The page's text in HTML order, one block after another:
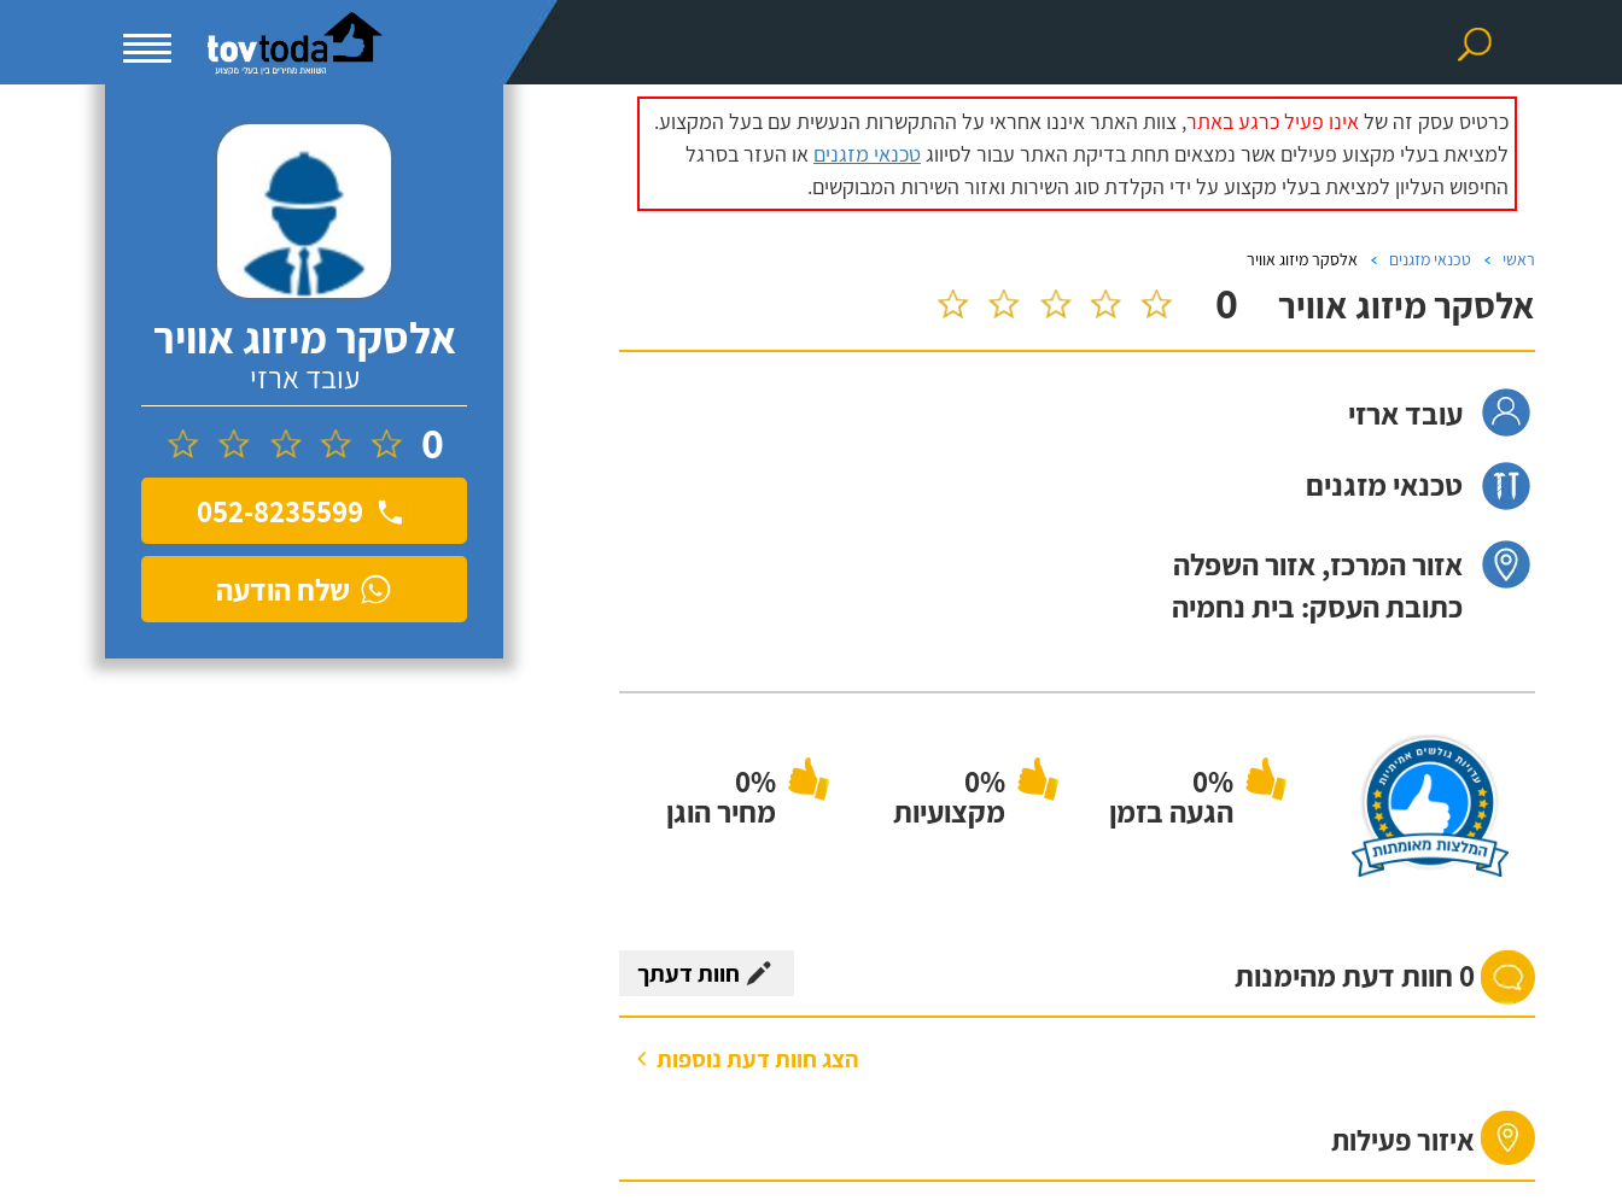
כרטיס עסק זה שלאינו פעיל כרגע באתר, צוות האתר איננו אחראי על ההתקשרות הנעשית עם בעל המקצוע.
למציאת בעלי מקצוע פעילים אשר נמצאים תחת בדיקת האתר עבור לסיווגטכנאי מזגנים או העזר בסרגל
החיפוש העליון למציאת בעלי מקצוע על ידי הקלדת סוג השירות ואזור השירות המבוקשים.
ראשי טכנאי מזגנים אלסקר מיזוג אוויר
אלסקר מיזוג אוויר 0
עובד ארזי
טכנאי מזגנים
אזור המרכז, אזור השפלה
כתובת העסק: בית נחמיה
0%
הגעה בזמן
0%
מקצועיות
0%
מחיר הוגן
0 חוות דעת מהימנות חוות דעתך
הצג חוות דעת נוספות
איזור פעילות
אלסקר מיזוג אוויר
עובד ארזי
0
052-8235599
שלח הודעה